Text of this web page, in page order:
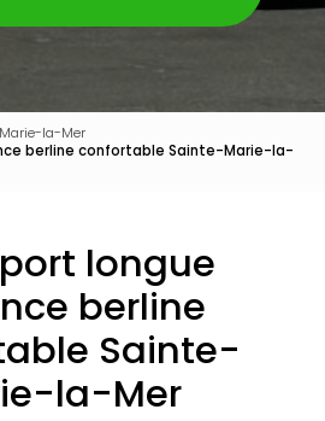
la-Mer
berline confortable Sainte-Marie-la-
longue
berline
Sainte-
la-Mer